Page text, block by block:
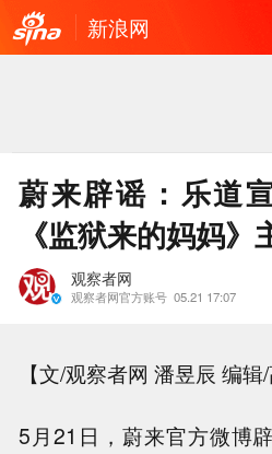
新浪网
蔚来辟谣：乐道
《监狱来的妈妈》
观察者网
观察者网官方账号 05.21 17:07
【文/观察者网 潘昱辰 编辑/
5月21日，蔚来官方微博